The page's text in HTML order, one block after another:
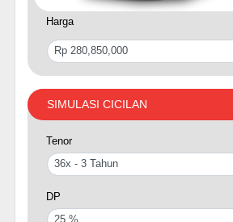
Harga
SIMULASI CICILAN
Tenor
DP